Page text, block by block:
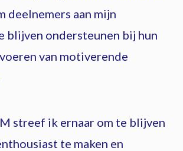
deelnemers aan mijn
blijven ondersteunen bij hun
van motiverende
streef ik ernaar om te blijven
te maken en